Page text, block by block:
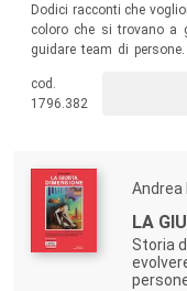
Dodici racconti che
coloro che si trovano a
guidare team di
imboccare una strada
cod.
1796.382
LA
Storia